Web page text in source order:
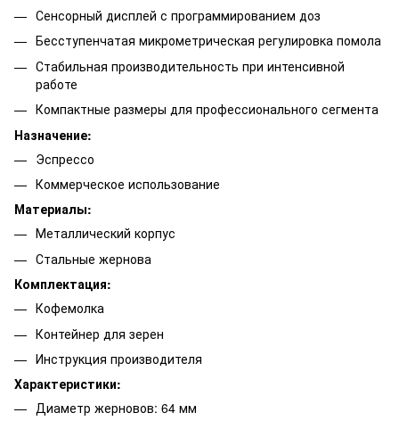
Сенсорный дисплей с программированием доз
Бесступенчатая микрометрическая регулировка помола
Стабильная производительность при интенсивной
работе
Компактные размеры для профессионального сегмента
Назначение:
Эспрессо
Коммерческое использование
Материалы:
Металлический корпус
Стальные жернова
Комплектация:
Кофемолка
Контейнер для зерен
Инструкция производителя
Характеристики:
Диаметр жерновов: 64 мм